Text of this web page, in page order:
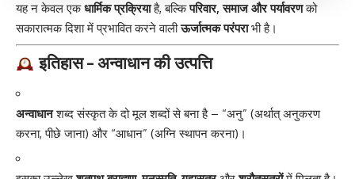
यह न केवल एकधार्मिक प्रक्रियाहै, बल्किपरिवार, समाज और पर्यावरणको
सकारात्मक दिशा में प्रभावित करने वालीऊर्जात्मक परंपराभी है।
इतिहास – अन्वाधान की उत्पत्ति
अन्वाधानशब्द संस्कृत के दो मूल शब्दों से बना है – “अनु” (अर्थात् अनुकरण
करना, पीछे जाना) और “आधान” (अग्नि स्थापन करना)।